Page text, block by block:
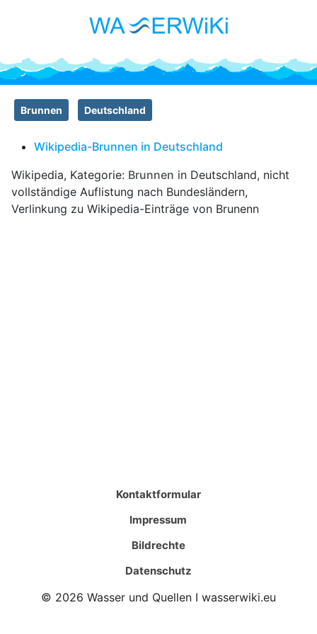
Brunnen Deutschland
Wikipedia-Brunnen in Deutschland
Wikipedia, Kategorie: Brunnen in Deutschland, nicht
vollständige Auflistung nach Bundesländern,
Verlinkung zu Wikipedia-Einträge von Brunenn
Kontaktformular
Impressum
Bildrechte
Datenschutz
© 2026 Wasser und Quellen I wasserwiki.eu